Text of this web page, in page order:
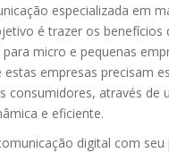
especializada em
é trazer os benefícios
micro e pequenas
estas empresas precisam
consumidores, através de
e eficiente.
digital com seu